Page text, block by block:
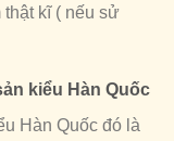
thật kĩ ( nếu sử
kiểu Hàn Quốc
Hàn Quốc đó là